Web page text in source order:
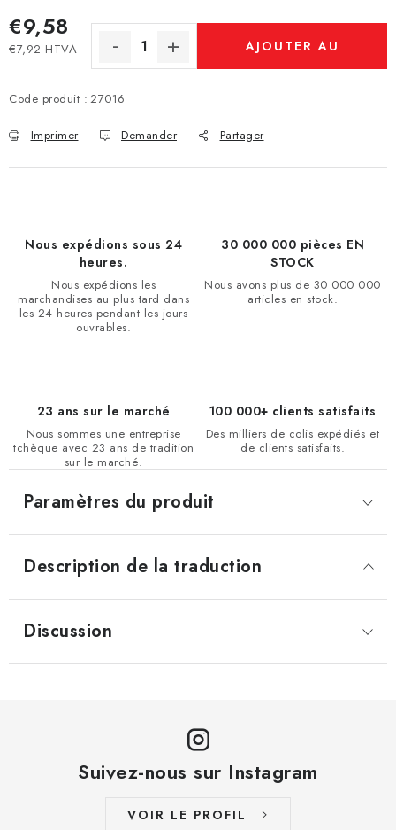
€9,58
€7,92 HTVA
Prix de la mesure:
AJOUTER AU
Code produit : 27016
Imprimer Demander Partager
Nous expédions sous 24
heures.
Nous expédions les
marchandises au plus tard dans
les 24 heures pendant les jours
ouvrables.
30 000 000 pièces EN
STOCK
Nous avons plus de 30 000 000
articles en stock.
23 ans sur le marché
Nous sommes une entreprise
tchèque avec 23 ans de tradition
sur le marché.
100 000+ clients satisfaits
Des milliers de colis expédiés et
de clients satisfaits.
Description de la traduction
Paramètres du produit
Discussion
Suivez-nous sur Instagram
VOIR LE PROFIL